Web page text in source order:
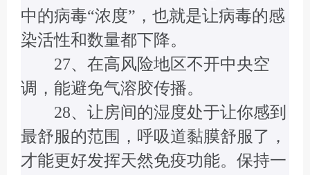
中的病毒“浓度”，也就是让病毒的感
染活性和数量都下降。
27、在高风险地区不开中央空
调，能避免气溶胶传播。
28、让房间的湿度处于让你感到
最舒服的范围，呼吸道黏膜舒服了，
才能更好发挥天然免疫功能。保持一